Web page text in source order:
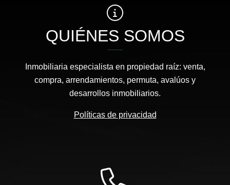
QUIÉNES SOMOS
Inmobiliaria especialista en propiedad raíz: venta,
compra, arrendamientos, permuta, avalúos y
desarrollos inmobiliarios.
Políticas de privacidad